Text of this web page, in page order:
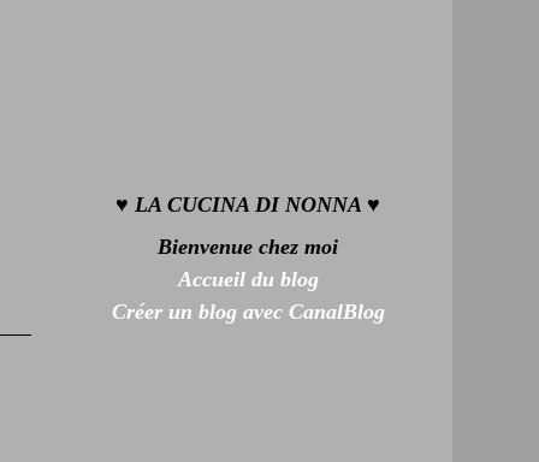
♥ LA CUCINA DI NONNA ♥
Bienvenue chez moi
Accueil du blog
Créer un blog avec CanalBlog